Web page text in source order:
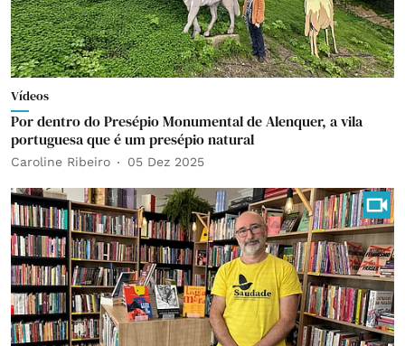
Vídeos
Por dentro do Presépio Monumental de Alenquer, a vila
portuguesa que é um presépio natural
Caroline Ribeiro 05 Dez 2025